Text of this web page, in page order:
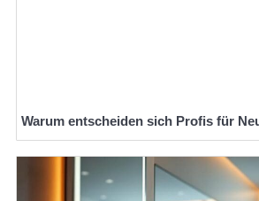
Warum entscheiden sich Profis für